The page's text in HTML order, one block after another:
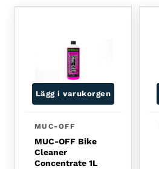
Lägg i varukorgen
MUC-OFF
MUC-OFF Bike
Cleaner
Concentrate 1L